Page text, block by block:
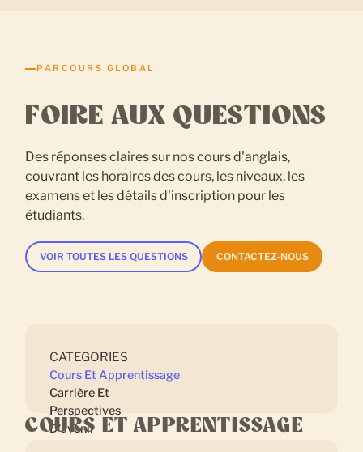
PARCOURS GLOBAL
FOIRE AUX QUESTIONS
Des réponses claires sur nos cours d'anglais,
couvrant les horaires des cours, les niveaux, les
examens et les détails d'inscription pour les
étudiants.
VOIR TOUTES LES QUESTIONS CONTACTEZ-NOUS
CATEGORIES
Cours Et Apprentissage
Carrière Et
Perspectives
D'avenir
COURS ET APPRENTISSAGE